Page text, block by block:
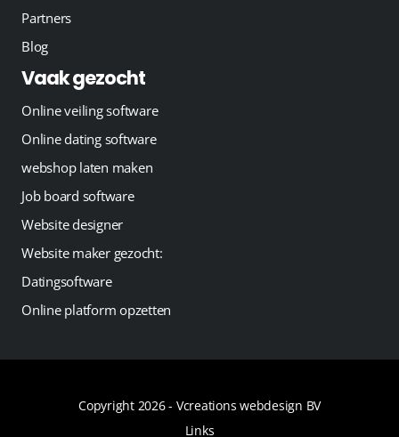
Partners
Blog
Vaak gezocht
Online veiling software
Online dating software
webshop laten maken
Job board software
Website designer
Website maker gezocht:
Datingsoftware
Online platform opzetten
Copyright 2026 - Vcreations webdesign BV
Links